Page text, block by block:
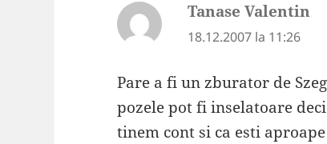
Tanase Valentin
18.12.2007 la 11:26
Pare a fi un zburator de
pozele pot fi inselatoare
tinem cont si ca esti